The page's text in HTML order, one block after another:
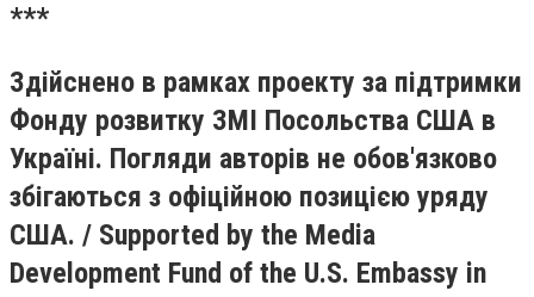
***
Здійснено в рамках проекту за підтримки
Фонду розвитку ЗМІ Посольства США в
Україні. Погляди авторів не обов'язково
збігаються з офіційною позицією уряду
США. / Supported by the Media
Development Fund of the U.S. Embassy in